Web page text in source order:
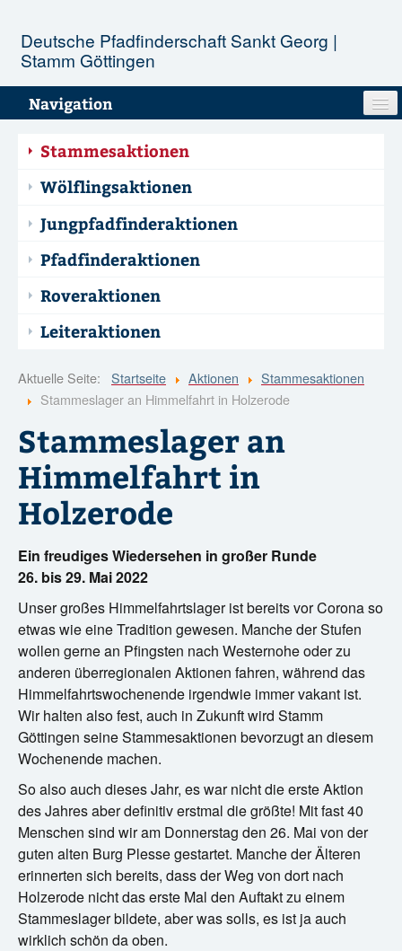
Deutsche Pfadfinderschaft Sankt Georg |
Stamm Göttingen
Navigation
Unser Stamm
Stufen
Aktionen
Infopool
Stammesaktionen
Wölflingsaktionen
Jungpfadfinderaktionen
Pfadfinderaktionen
Roveraktionen
Leiteraktionen
Aktuelle Seite: Startseite Aktionen
Stammesaktionen
Stammeslager an Himmelfahrt in Holzerode
Stammeslager an
Himmelfahrt in
Holzerode
Ein freudiges Wiedersehen in großer Runde
26. bis 29. Mai 2022
Unser großes Himmelfahrtslager ist bereits vor Corona so
etwas wie eine Tradition gewesen. Manche der Stufen
wollen gerne an Pfingsten nach Westernohe oder zu
anderen überregionalen Aktionen fahren, während das
Himmelfahrtswochenende irgendwie immer vakant ist.
Wir halten also fest, auch in Zukunft wird Stamm
Göttingen seine Stammesaktionen bevorzugt an diesem
Wochenende machen.
So also auch dieses Jahr, es war nicht die erste Aktion
des Jahres aber definitiv erstmal die größte! Mit fast 40
Menschen sind wir am Donnerstag den 26. Mai von der
guten alten Burg Plesse gestartet. Manche der Älteren
erinnerten sich bereits, dass der Weg von dort nach
Holzerode nicht das erste Mal den Auftakt zu einem
Stammeslager bildete, aber was solls, es ist ja auch
wirklich schön da oben.